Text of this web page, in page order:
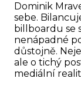
Dominik
sebe.
billboardu se
nenápadné
důstojně.
ale o tichý
mediální